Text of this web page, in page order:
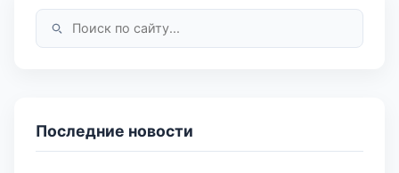
Последние новости